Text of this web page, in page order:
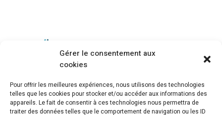
Gérer le consentement aux
cookies
Pour offrir les meilleures expériences, nous utilisons des technologies
telles que les cookies pour stocker et/ou accéder aux informations des
appareils. Le fait de consentir à ces technologies nous permettra de
traiter des données telles que le comportement de navigation ou les ID